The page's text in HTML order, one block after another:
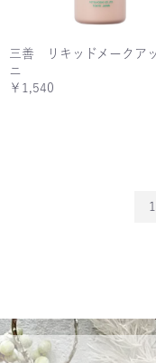
三善 リキッドメークア
ニ
￥1,540
1